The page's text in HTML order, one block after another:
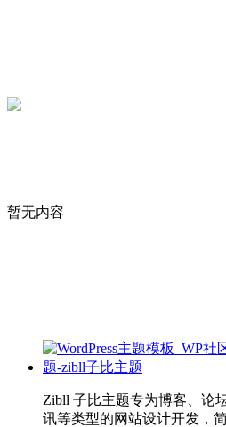
暂无内容
Zibll 子比主题专为博客、论
讯等类型的网站设计开发，